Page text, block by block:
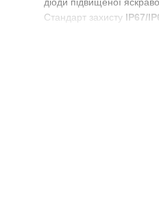
Стандарт захисту IP67/